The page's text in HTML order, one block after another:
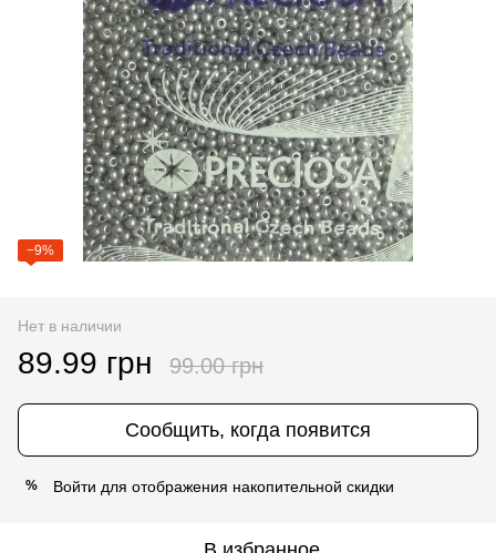
−9%
Нет в наличии
89.99 грн 99.00 грн
Сообщить, когда появится
% Войти для отображения накопительной скидки